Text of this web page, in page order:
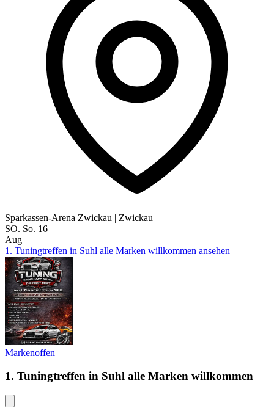
Sparkassen-Arena Zwickau | Zwickau
SO. So. 16
Aug
1. Tuningtreffen in Suhl alle Marken willkommen ansehen
Markenoffen
1. Tuningtreffen in Suhl alle Marken willkommen